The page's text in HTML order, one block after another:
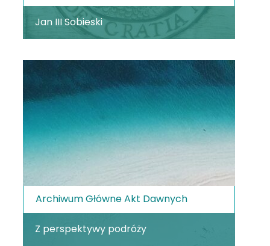
Jan III Sobieski
Archiwum Główne Akt Dawnych
Z perspektywy podróży